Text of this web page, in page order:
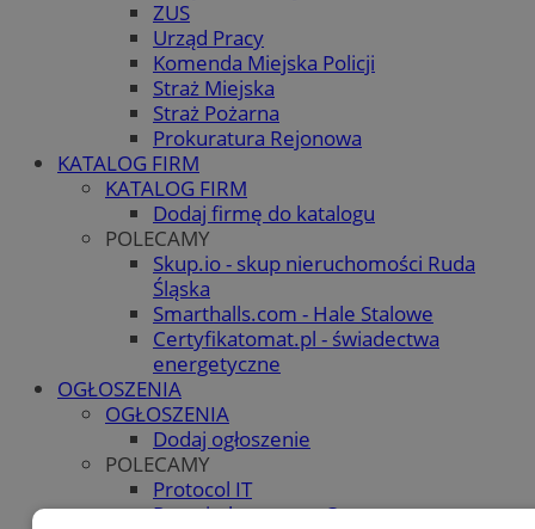
ZUS
Urząd Pracy
Komenda Miejska Policji
Straż Miejska
Straż Pożarna
Prokuratura Rejonowa
KATALOG FIRM
KATALOG FIRM
Dodaj firmę do katalogu
POLECAMY
Skup.io - skup nieruchomości Ruda
Śląska
Smarthalls.com - Hale Stalowe
Certyfikatomat.pl - świadectwa
energetyczne
OGŁOSZENIA
OGŁOSZENIA
Dodaj ogłoszenie
POLECAMY
Protocol IT
Pracuj.pl - praca w Orzeszu